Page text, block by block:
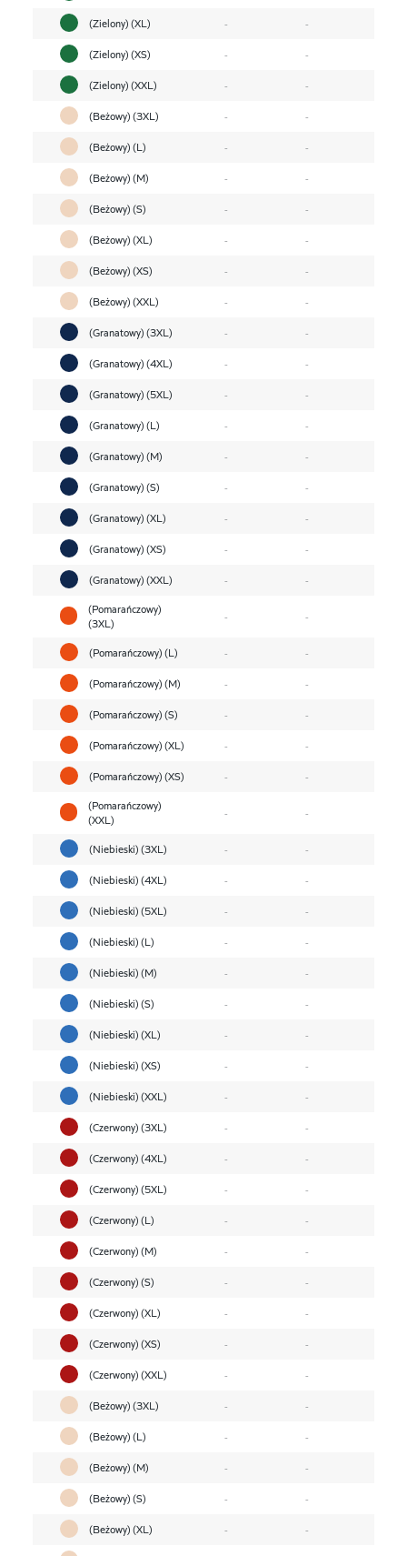
(Zielony) (XL)
-
-
(Zielony) (XS)
-
-
(Zielony) (XXL)
-
-
(Beżowy) (3XL)
-
-
(Beżowy) (L)
-
-
(Beżowy) (M)
-
-
(Beżowy) (S)
-
-
(Beżowy) (XL)
-
-
(Beżowy) (XS)
-
-
(Beżowy) (XXL)
-
-
(Granatowy) (3XL)
-
-
(Granatowy) (4XL)
-
-
(Granatowy) (5XL)
-
-
(Granatowy) (L)
-
-
(Granatowy) (M)
-
-
(Granatowy) (S)
-
-
(Granatowy) (XL)
-
-
(Granatowy) (XS)
-
-
(Granatowy) (XXL)
-
-
(Pomarańczowy)
(3XL)
- -
(Pomarańczowy) (L) -
-
(Pomarańczowy) (M)
-
-
(Pomarańczowy) (S)
-
-
(Pomarańczowy) (XL)
-
-
(Pomarańczowy) (XS)
-
-
(Pomarańczowy)
(XXL)
- -
(Niebieski) (3XL) -
-
(Niebieski) (4XL)
-
-
(Niebieski) (5XL)
-
-
(Niebieski) (L)
-
-
(Niebieski) (M)
-
-
(Niebieski) (S)
-
-
(Niebieski) (XL)
-
-
(Niebieski) (XS)
-
-
(Niebieski) (XXL)
-
-
(Czerwony) (3XL)
-
-
(Czerwony) (4XL)
-
-
(Czerwony) (5XL)
-
-
(Czerwony) (L)
-
-
(Czerwony) (M)
-
-
(Czerwony) (S)
-
-
(Czerwony) (XL)
-
-
(Czerwony) (XS)
-
-
(Czerwony) (XXL)
-
-
(Beżowy) (3XL)
-
-
(Beżowy) (L)
-
-
(Beżowy) (M)
-
-
(Beżowy) (S)
-
-
(Beżowy) (XL)
-
-